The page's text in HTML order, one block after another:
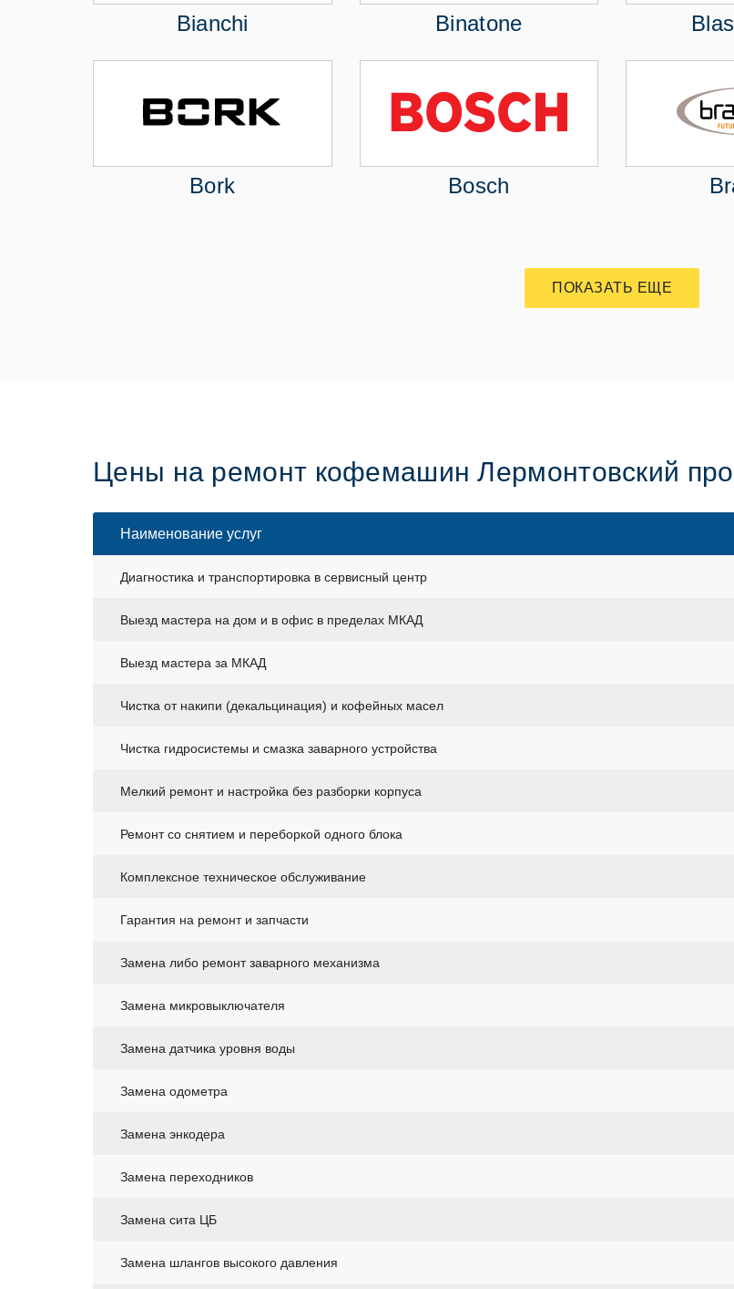
Bianchi Binatone
Bork Bosch
ПОКАЗАТЬ ЕЩЕ
Цены на ремонт кофемашин Лермонтовский
Наименование услуг
Диагностика и транспортировка в сервисный центр
Выезд мастера на дом и в офис в пределах МКАД
Выезд мастера за МКАД
Чистка от накипи (декальцинация) и кофейных масел
Чистка гидросистемы и смазка заварного устройства
Мелкий ремонт и настройка без разборки корпуса
Ремонт со снятием и переборкой одного блока
Комплексное техническое обслуживание
Гарантия на ремонт и запчасти
Замена либо ремонт заварного механизма
Замена микровыключателя
Замена датчика уровня воды
Замена одометра
Замена энкодера
Замена переходников
Замена сита ЦБ
Замена шлангов высокого давления